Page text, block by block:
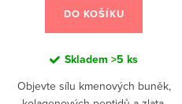
DO KOŠÍKU
Skladem >5 ks
Objevte sílu kmenových buněk,